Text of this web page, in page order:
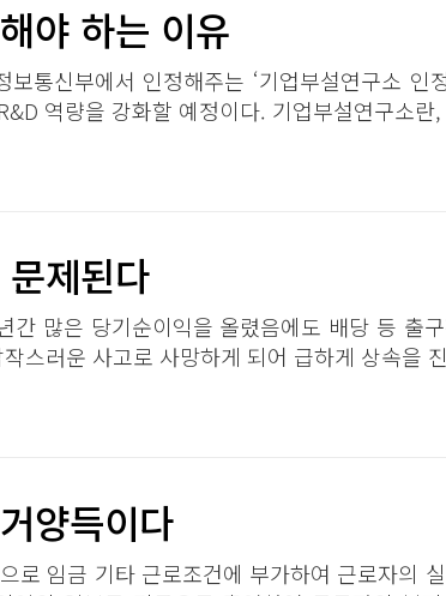
야 하는 이유​​
통신부에서 인정해주는 ‘기업부설연구소 인
역량을 강화할 예정이다. 기업부설연구소란
제된다​​
많은 당기순이익을 올렸음에도 배당 등 출
스러운 사고로 사망하게 되어 급하게 상속을
양득이다​​
로 임금 기타 근로조건에 부가하여 근로자의